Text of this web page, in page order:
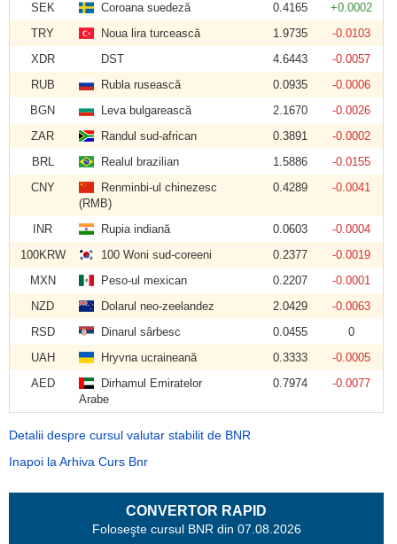
SEK
Coroana suedeză 0.4165
+0.0002
TRY
Noua lira turcească 1.9735
-0.0103
XDR
DST 4.6443
-0.0057
RUB
Rubla rusească 0.0935
-0.0006
BGN
Leva bulgarească 2.1670
-0.0026
ZAR
Randul sud-african 0.3891
-0.0002
BRL
Realul brazilian 1.5886
-0.0155
CNY
Renminbi-ul chinezesc
(RMB)
0.4289 -0.0041
INR Rupia indiană 0.0603
-0.0004
100KRW
100 Woni sud-coreeni 0.2377
-0.0019
MXN
Peso-ul mexican 0.2207
-0.0001
NZD
Dolarul neo-zeelandez 2.0429
-0.0063
RSD
Dinarul sârbesc 0.0455
0
UAH
Hryvna ucraineană 0.3333
-0.0005
AED
Dirhamul Emiratelor
Arabe
0.7974 -0.0077
Detalii despre cursul valutar stabilit de BNR
Inapoi la Arhiva Curs Bnr
CONVERTOR RAPID
Foloseşte cursul BNR din 07.08.2026